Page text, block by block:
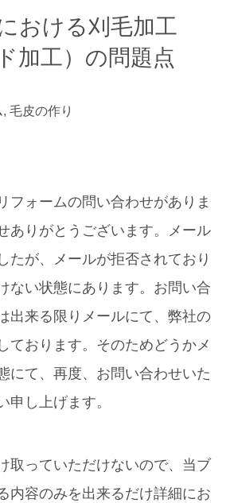
おける刈毛加工
加工）の問題点
, 毛皮の作り
フォームの問い合わせがありま
ありがとうございます。メール
たが、メールが拒否されており
ない状態にあります。お問い合
出来る限りメールにて、弊社の
ております。そのためどうかメ
にて、再度、お問い合わせいた
申し上げます。
取っていただけないので、当ブ
内容のみを出来るだけ詳細にお